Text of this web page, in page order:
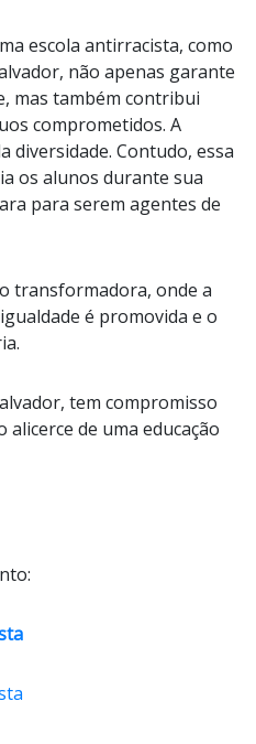
escola antirracista, como
não apenas garante
mas também contribui
comprometidos. A
diversidade. Contudo, essa
os alunos durante sua
para serem agentes de
transformadora, onde a
é promovida e o
tem compromisso
de uma educação